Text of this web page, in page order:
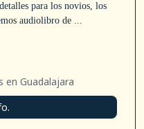
para los novios, los
audiolibro de ...
en Guadalajara